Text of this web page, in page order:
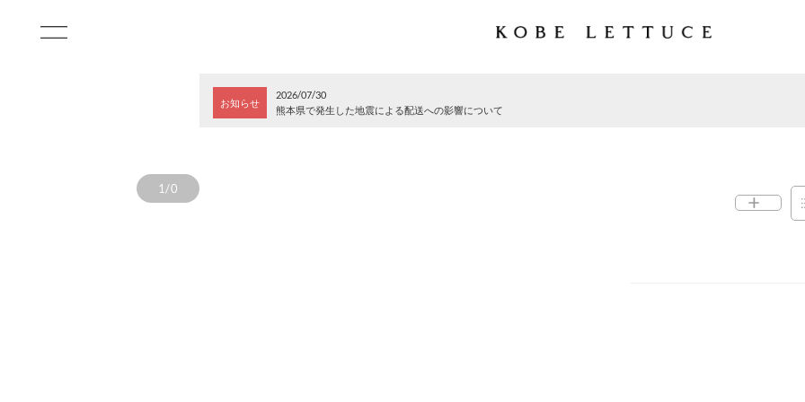
お知らせ
2026/07/30
熊本県で発生した地震による配送への影響について
1/0